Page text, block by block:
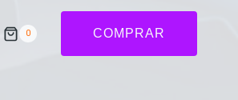
0 COMPRAR